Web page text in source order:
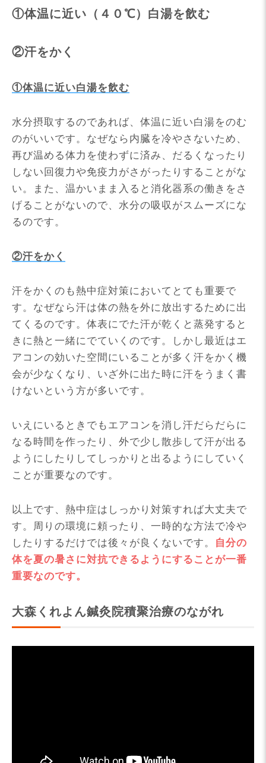
①体温に近い（４０℃）白湯を飲む
②汗をかく
①体温に近い白湯を飲む
水分摂取するのであれば、体温に近い白湯をのむ
のがいいです。なぜなら内臓を冷やさないため、
再び温める体力を使わずに済み、だるくなったり
しない回復力や免疫力がさがったりすることがな
い。また、温かいまま入ると消化器系の働きをさ
げることがないので、水分の吸収がスムーズにな
るのです。
②汗をかく
汗をかくのも熱中症対策においてとても重要で
す。なぜなら汗は体の熱を外に放出するために出
てくるのです。体表にでた汗が乾くと蒸発すると
きに熱と一緒にでていくのです。しかし最近はエ
アコンの効いた空間にいることが多く汗をかく機
会が少なくなり、いざ外に出た時に汗をうまく書
けないという方が多いです。
いえにいるときでもエアコンを消し汗だらだらに
なる時間を作ったり、外で少し散歩して汗が出る
ようにしたりしてしっかりと出るようにしていく
ことが重要なのです。
以上です、熱中症はしっかり対策すれば大丈夫で
す。周りの環境に頼ったり、一時的な方法で冷や
したりするだけでは後々が良くないです。
自分の
体を夏の暑さに対抗できるようにすることが一番
重要なのです。
大森くれよん鍼灸院積聚治療のながれ